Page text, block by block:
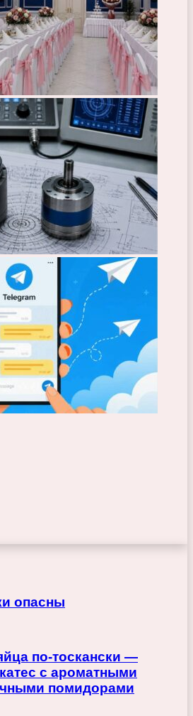
опасны
по-тоскански —
с ароматными
помидорами